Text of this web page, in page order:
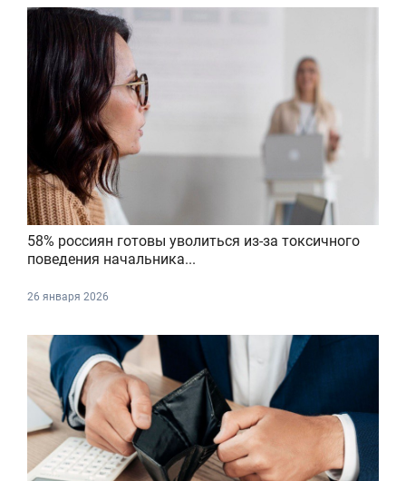
58% россиян готовы уволиться из-за токсичного
поведения начальника...
26 января 2026